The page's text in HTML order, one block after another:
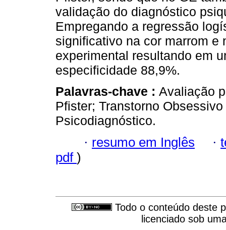
validação do diagnóstico
Empregando a regressão
significativo na cor marrom e
experimental resultando em
especificidade 88,9%.
Palavras-chave : Avaliação
Pfister; Transtorno
Psicodiagnóstico.
· resumo em Inglês ·
pdf )
Todo o conteúdo deste
licenciado sob